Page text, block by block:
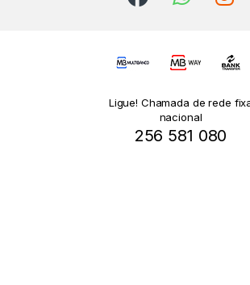
Ligue! Chamada de rede
nacional
256 581 080